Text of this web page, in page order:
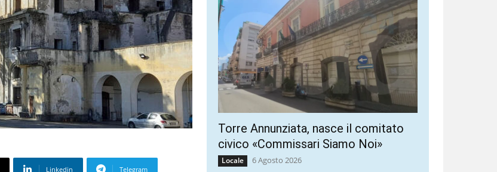
Linkedin Telegram
Torre Annunziata, nasce il comitato
civico «Commissari Siamo Noi»
Locale 6 Agosto 2026